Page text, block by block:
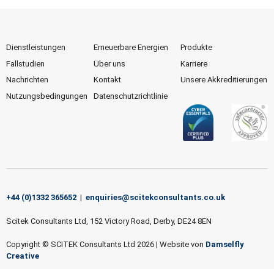
Dienstleistungen Erneuerbare Energien
Produkte
Fallstudien
Über uns
Karriere
Nachrichten
Kontakt
Unsere Akkreditierungen
Nutzungsbedingungen
Datenschutzrichtlinie
+44 (0)1332 365652 | enquiries@scitekconsultants.co.uk
Scitek Consultants Ltd, 152 Victory Road, Derby, DE24 8EN
Copyright © SCITEK Consultants Ltd 2026 | Website von Damselfly
Creative